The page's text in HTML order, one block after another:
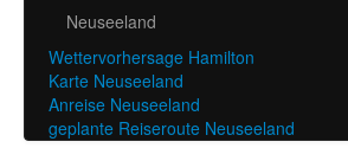
Neuseeland
Wettervorhersage Hamilton
Karte Neuseeland
Anreise Neuseeland
geplante Reiseroute Neuseeland